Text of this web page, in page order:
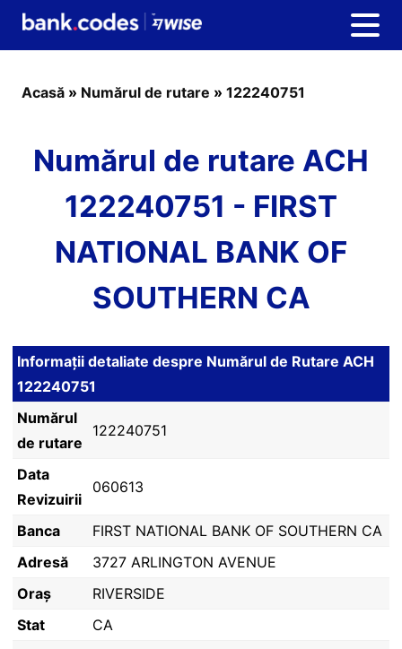
Acasă » Numărul de rutare » 122240751
Numărul de rutare ACH
122240751 - FIRST
NATIONAL BANK OF
SOUTHERN CA
Informații detaliate despre Numărul de Rutare ACH
122240751
Numărul
de rutare
122240751
Data
Revizuirii
060613
Banca
FIRST NATIONAL BANK OF SOUTHERN CA
Adresă
3727 ARLINGTON AVENUE
Oraș
RIVERSIDE
Stat
CA